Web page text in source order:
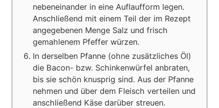
nebeneinander in eine Auflaufform legen.
Anschließend mit einem Teil der im Rezept
angegebenen Menge Salz und frisch
gemahlenem Pfeffer würzen.
In derselben Pfanne (ohne zusätzliches Öl)
die Bacon- bzw. Schinkenwürfel anbraten,
bis sie schön knusprig sind. Aus der Pfanne
nehmen und über dem Fleisch verteilen und
anschließend Käse darüber streuen.